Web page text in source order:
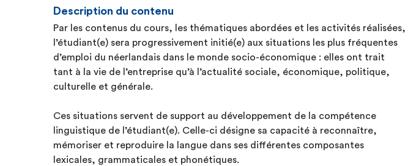
Description du contenu
Par les contenus du cours, les thématiques abordées et les activités réalisées,
l’étudiant(e) sera progressivement initié(e) aux situations les plus fréquentes
d’emploi du néerlandais dans le monde socio-économique : elles ont trait
tant à la vie de l’entreprise qu’à l’actualité sociale, économique, politique,
culturelle et générale.
Ces situations servent de support au développement de la compétence
linguistique de l’étudiant(e). Celle-ci désigne sa capacité à reconnaître,
mémoriser et reproduire la langue dans ses différentes composantes
lexicales, grammaticales et phonétiques.